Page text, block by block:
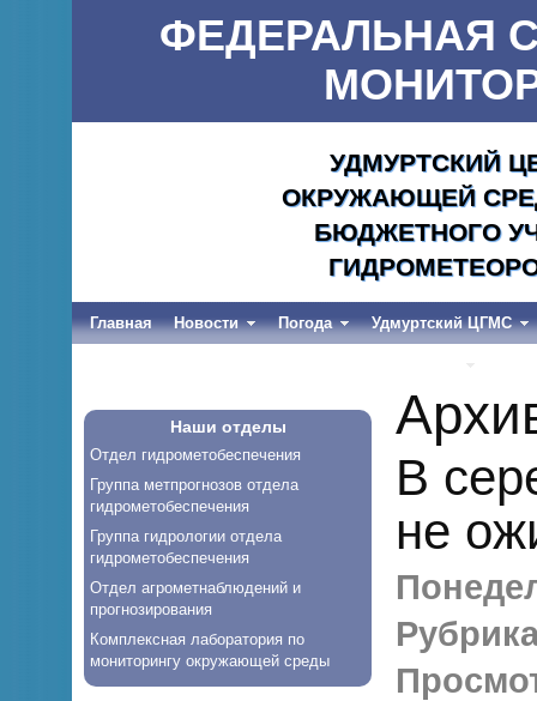
ФЕДЕРАЛЬНАЯ
УДМУРТСКИЙ
ОКРУЖАЮЩЕЙ
БЮДЖЕТНОГО
Главная Новости Погода Удмуртский ЦГМС
Наши отделы
Отдел гидрометобеспечения
Группа метпрогнозов отдела
гидрометобеспечения
Группа гидрологии отдела
гидрометобеспечения
Отдел агрометнаблюдений и
прогнозирования
Комплексная лаборатория по
мониторингу окружающей среды
В
не